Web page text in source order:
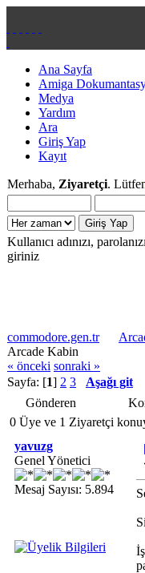
Ana Sayfa
Amiga
Medya
Yardım
Ara
Giriş Yap
Kayıt
Merhaba, Ziyaretçi.
Kullanıcı adınızı,
giriniz
commodore.gen.tr
Arcade Kabin
« önceki sonraki »
Sayfa: [1] 2 3
Aşağı git
Gönderen
0 Üye ve 1 Ziyaretçi
yavuzg
Genel Yönetici
Mesaj Sayısı: 5.894